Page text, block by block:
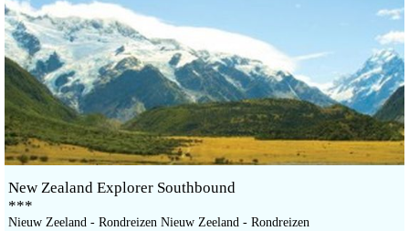
New Zealand Explorer Southbound
***
Nieuw Zeeland - Rondreizen Nieuw Zeeland - Rondreizen